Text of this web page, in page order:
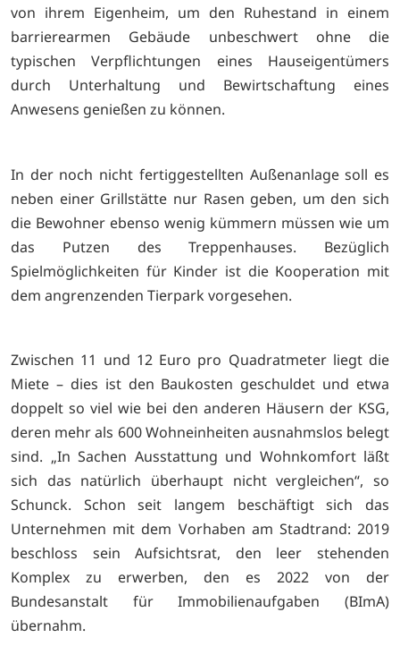
von ihrem Eigenheim, um den Ruhestand in einem
barrierearmen Gebäude unbeschwert ohne die
typischen Verpflichtungen eines Hauseigentümers
durch Unterhaltung und Bewirtschaftung eines
Anwesens genießen zu können.
In der noch nicht fertiggestellten Außenanlage soll es
neben einer Grillstätte nur Rasen geben, um den sich
die Bewohner ebenso wenig kümmern müssen wie um
das Putzen des Treppenhauses. Bezüglich
Spielmöglichkeiten für Kinder ist die Kooperation mit
dem angrenzenden Tierpark vorgesehen.
Zwischen 11 und 12 Euro pro Quadratmeter liegt die
Miete – dies ist den Baukosten geschuldet und etwa
doppelt so viel wie bei den anderen Häusern der KSG,
deren mehr als 600 Wohneinheiten ausnahmslos belegt
sind. „In Sachen Ausstattung und Wohnkomfort läßt
sich das natürlich überhaupt nicht vergleichen“, so
Schunck. Schon seit langem beschäftigt sich das
Unternehmen mit dem Vorhaben am Stadtrand: 2019
beschloss sein Aufsichtsrat, den leer stehenden
Komplex zu erwerben, den es 2022 von der
Bundesanstalt für Immobilienaufgaben (BImA)
übernahm.